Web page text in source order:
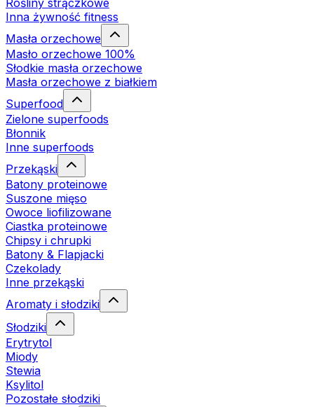
Rośliny strączkowe
Inna żywność fitness
Masła orzechowe
Masło orzechowe 100%
Słodkie masła orzechowe
Masła orzechowe z białkiem
Superfood
Zielone superfoods
Błonnik
Inne superfoods
Przekąski
Batony proteinowe
Suszone mięso
Owoce liofilizowane
Ciastka proteinowe
Chipsy i chrupki
Batony & Flapjacki
Czekolady
Inne przekąski
Aromaty i słodziki
Słodziki
Erytrytol
Miody
Stewia
Ksylitol
Pozostałe słodziki